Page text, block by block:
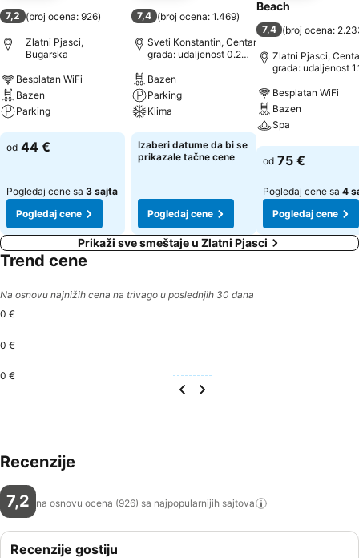
7,2 (broj ocena: 926)
Zlatni Pjasci,
Bugarska
Besplatan WiFi
Bazen
Parking
Pogledaj cene
od 44 €
Pogledaj cene sa 3 sajta
Pogledaj cene
7,4 (broj ocena: 1.469)
Sveti Konstantin, Centar
grada: udaljenost 0.2
Bazen
Parking
Klima
Pogledaj cene
Izaberi datume da bi se
prikazale tačne cene
Pogledaj cene
Beach
7,4 (broj ocena:
Zlatni Pjasci,
grada: udaljenost
Besplatan WiFi
Bazen
Spa
Pogledaj cene
od 75 €
Pogledaj cene sa 4
Pogledaj cene
Prikaži sve smeštaje u Zlatni Pjasci
Trend cene
Na osnovu najnižih cena na trivago u poslednjih 30 dana
0 €
0 €
0 €
Recenzije
7,2 na osnovu ocena (926) sa najpopularnijih sajtova
Recenzije gostiju